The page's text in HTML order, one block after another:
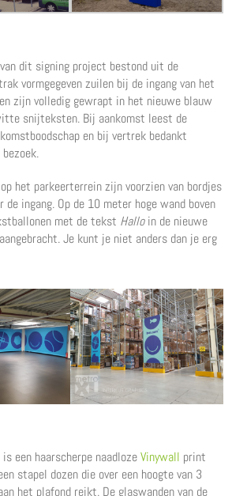
dit signing project bestond uit de
vormgegeven zuilen bij de ingang van het
zijn volledig gewrapt in het nieuwe blauw
snijteksten. Bij aankomst leest de
en bij vertrek bedankt
het parkeerterrein zijn voorzien van bordjes
de ingang. Op de 10 meter hoge wand boven
met de tekst Halloin de nieuwe
Je kunt je niet anders dan je erg
een haarscherpe naadlozeVinywall print
stapel dozen die over een hoogte van 3
het plafond reikt. De glaswanden van de